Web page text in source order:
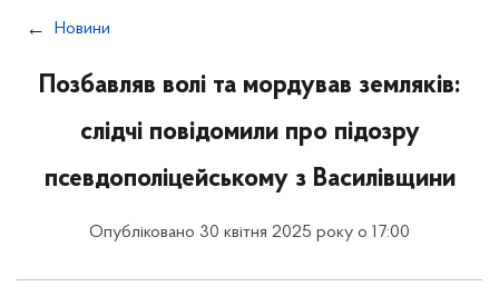
Новини
Позбавляв волі та мордував земляків:
слідчі повідомили про підозру
псевдополіцейському з Василівщини
Опубліковано 30 квітня 2025 року о 17:00